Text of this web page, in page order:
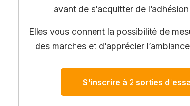
avant de s’acquitter de
Elles vous donnent la possibilité de
des marches et d’apprécier
S'inscrire à 2 sorties